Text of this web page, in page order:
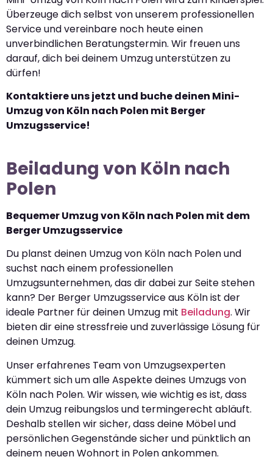
Überzeuge dich selbst von unserem professionellen
Service und vereinbare noch heute einen
unverbindlichen Beratungstermin. Wir freuen uns
darauf, dich bei deinem Umzug unterstützen zu
dürfen!
Kontaktiere uns jetzt und buche deinen Mini-
Umzug von Köln nach Polen mit Berger
Umzugsservice!
Beiladung von Köln nach
Polen
Bequemer Umzug von Köln nach Polen mit dem
Berger Umzugsservice
Du planst deinen Umzug von Köln nach Polen und
suchst nach einem professionellen
Umzugsunternehmen, das dir dabei zur Seite stehen
kann? Der Berger Umzugsservice aus Köln ist der
ideale Partner für deinen Umzug mit Beiladung. Wir
bieten dir eine stressfreie und zuverlässige Lösung für
deinen Umzug.
Unser erfahrenes Team von Umzugsexperten
kümmert sich um alle Aspekte deines Umzugs von
Köln nach Polen. Wir wissen, wie wichtig es ist, dass
dein Umzug reibungslos und termingerecht abläuft.
Deshalb stellen wir sicher, dass deine Möbel und
persönlichen Gegenstände sicher und pünktlich an
deinem neuen Wohnort in Polen ankommen.